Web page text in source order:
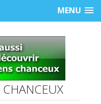
MENU